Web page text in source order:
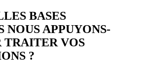
BASES
NOUS APPUYONS-
TRAITER VOS
?